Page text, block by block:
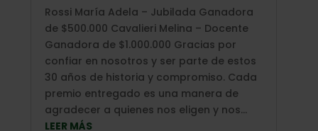
Rossi María Adela – Jubilada Ganadora
de $500.000 Cavalieri Melina – Docente
Ganadora de $1.000.000 Gracias por
confiar en nosotros y ser parte de estos
30 años de historia y compromiso. Cada
premio entregado es una manera de
agradecer a quienes nos eligen y nos...
LEER MÁS